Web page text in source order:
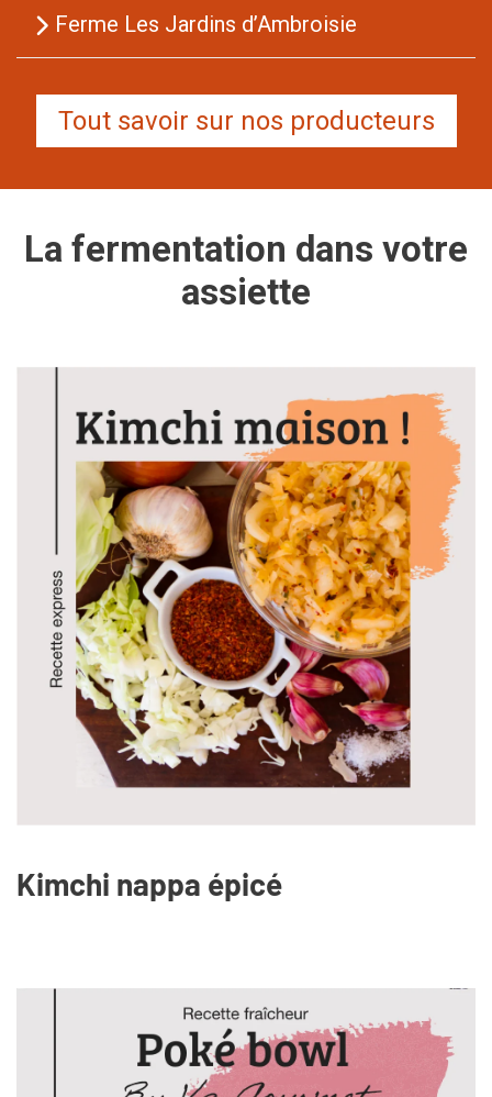
Ferme Les Jardins d’Ambroisie
Tout savoir sur nos producteurs
La fermentation dans votre
assiette
Kimchi nappa épicé